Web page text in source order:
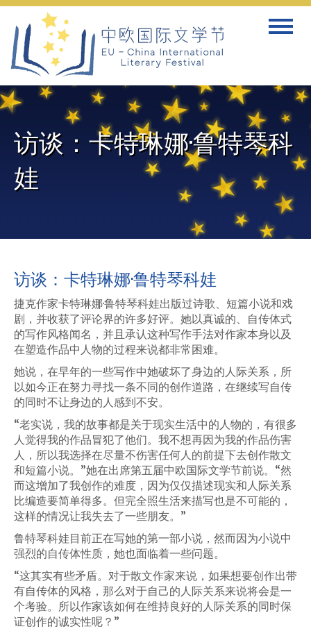
Skip
content
Toggle
访谈：卡特琳娜·鲁特琴科
娃
访谈：卡特琳娜·鲁特琴科娃
捷克作家卡特琳娜·鲁特琴科娃出版过诗歌、短篇小说和戏
剧，并收获了评论界的许多好评。她以真诚的、自传体式
的写作风格闻名，并且承认这种写作手法对作家本身以及
在塑造作品中人物的过程来说都非常困难。
她说，在早年的一些写作中她破坏了身边的人际关系，所
以如今正在努力寻找一条不同的创作道路，在继续写自传
的同时不让身边的人感到不安。
“老实说，我的故事都是关于现实生活中的人物的，有很多
人觉得我的作品冒犯了他们。我不想再因为我的作品伤害
人，所以我选择在尽量不伤害任何人的前提下去创作散文
和短篇小说。”她在出席第五届中欧国际文学节前说。“然
而这增加了我创作的难度，因为仅仅描述现实和人际关系
比编造要简单得多。但完全照生活来描写也是不可能的，
这样的情况让我失去了一些朋友。”
鲁特琴科娃目前正在写她的第一部小说，然而因为小说中
强烈的自传体性质，她也面临着一些问题。
“这其实有些矛盾。对于散文作家来说，如果想要创作出带
有自传体的风格，那么对于自己的人际关系来说将会是一
个考验。所以作家该如何在维持良好的人际关系的同时保
证创作的诚实性呢？”